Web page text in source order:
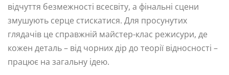
відчуття безмежності всесвіту, а фінальні сцени
змушують серце стискатися. Для просунутих
глядачів це справжній майстер-клас режисури, де
кожен деталь – від чорних дір до теорії відносності –
працює на загальну ідею.